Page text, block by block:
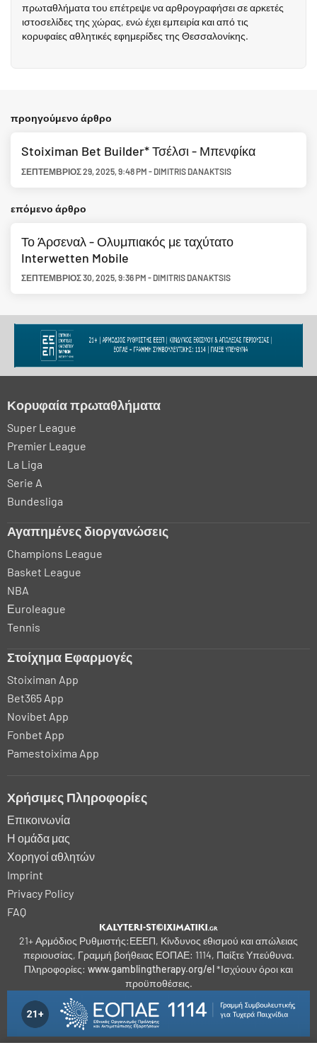
πρωταθλήματα του επέτρεψε να αρθρογραφήσει σε αρκετές
ιστοσελίδες της χώρας, ενώ έχει εμπειρία και από τις
κορυφαίες αθλητικές εφημερίδες της Θεσσαλονίκης.
προηγούμενο άρθρο
Stoiximan Bet Builder* Τσέλσι - Μπενφίκα
ΣΕΠΤΈΜΒΡΙΟΣ 29, 2025 9:48 PM - DIMITRIS DANAKTSIS
επόμενο άρθρο
Το Άρσεναλ - Ολυμπιακός με ταχύτατο
Interwetten Mobile
ΣΕΠΤΈΜΒΡΙΟΣ 30, 2025 9:36 PM - DIMITRIS DANAKTSIS
Κορυφαία πρωταθλήματα
Super League
Premier League
La Liga
Serie A
Bundesliga
Αγαπημένες διοργανώσεις
Champions League
Basket League
NBA
Εuroleague
Tennis
Στοίχημα Εφαρμογές
Stoiximan App
Bet365 App
Novibet App
Fonbet App
Pamestoixima App
Χρήσιμες Πληροφορίες
Επικοινωνία
Η ομάδα μας
Χορηγοί αθλητών
Imprint
Privacy Policy
FAQ
21+ Αρμόδιος Ρυθμιστής:ΕΕΕΠ, Κίνδυνος εθισμού και απώλειας
περιουσίας, Γραμμή βοήθειας ΕΟΠΑΕ: 1114, Παίξτε Υπεύθυνα.
Πληροφορίες: www.gamblingtherapy.org/el*Ισχύουν όροι και
προϋποθέσεις.